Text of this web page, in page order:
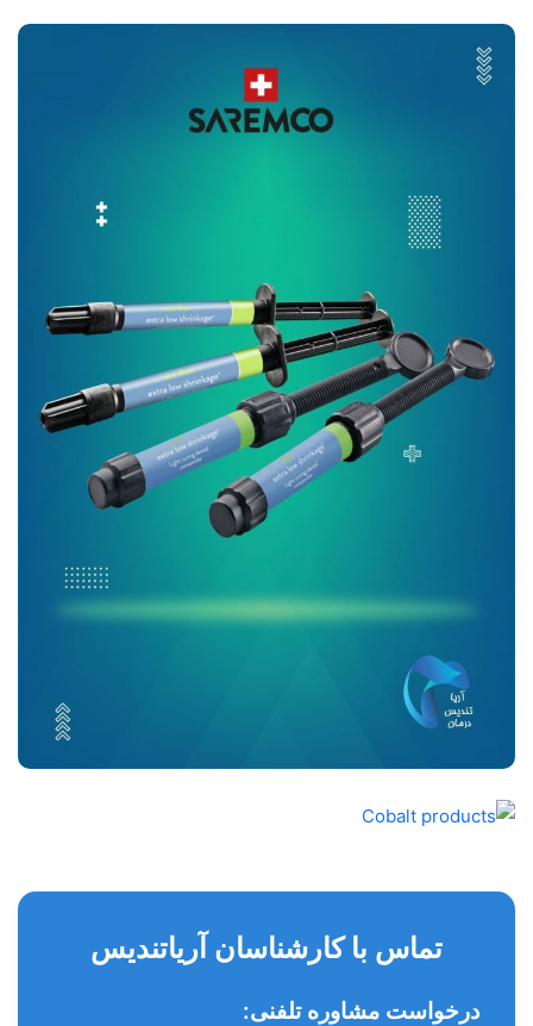
تماس با کارشناسان آریاتندیس
درخواست مشاوره تلفنی: